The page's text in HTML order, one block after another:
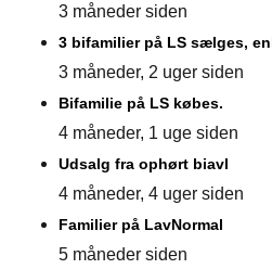
3 måneder siden
3 bifamilier på LS sælges,
3 måneder, 2 uger siden
Bifamilie på LS købes.
4 måneder, 1 uge siden
Udsalg fra ophørt biavl
4 måneder, 4 uger siden
Familier på LavNormal
5 måneder siden